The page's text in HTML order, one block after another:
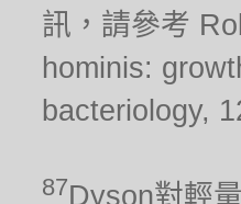
訊，請參考
hominis:
bacteriology,
87Dyson對輕